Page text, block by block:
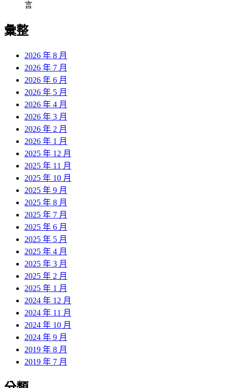
言
彙整
2026 年 8 月
2026 年 7 月
2026 年 6 月
2026 年 5 月
2026 年 4 月
2026 年 3 月
2026 年 2 月
2026 年 1 月
2025 年 12 月
2025 年 11 月
2025 年 10 月
2025 年 9 月
2025 年 8 月
2025 年 7 月
2025 年 6 月
2025 年 5 月
2025 年 4 月
2025 年 3 月
2025 年 2 月
2025 年 1 月
2024 年 12 月
2024 年 11 月
2024 年 10 月
2024 年 9 月
2019 年 8 月
2019 年 7 月